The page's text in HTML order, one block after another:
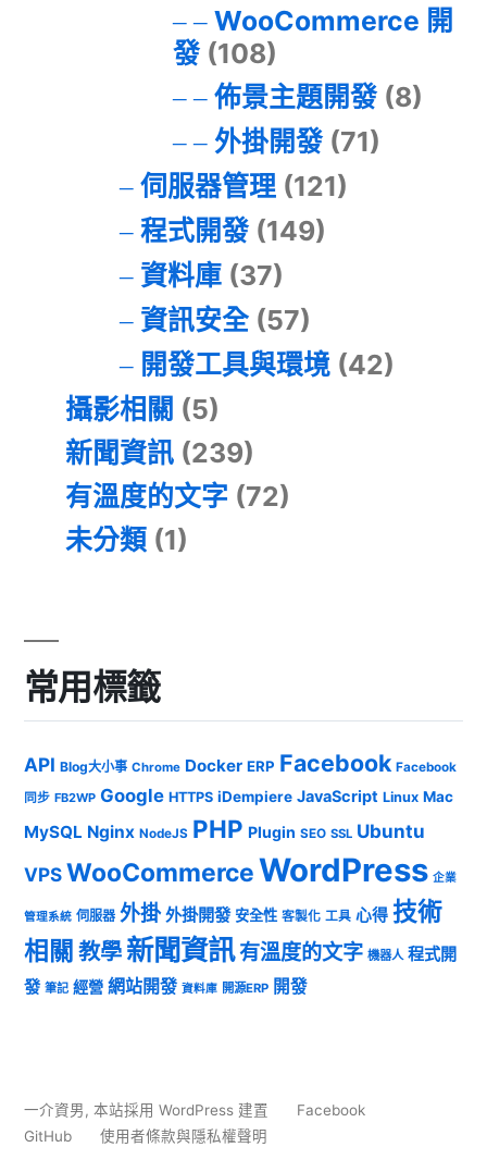
WooCommerce 開
發(108)
佈景主題開發(8)
外掛開發(71)
伺服器管理(121)
程式開發(149)
資料庫(37)
資訊安全(57)
開發工具與環境(42)
攝影相關 (5)
新聞資訊 (239)
有溫度的文字 (72)
未分類 (1)
常用標籤
API Blog大小事 Chrome Docker ERP Facebook Facebook
同步 FB2WP Google HTTPS iDempiere JavaScript Linux Mac
MySQL Nginx NodeJS PHP Plugin SEO SSL Ubuntu
VPSWooCommerceWordPress 企業
管理系統 伺服器 外掛 外掛開發 安全性 客製化 工具 心得 技術
相關 教學 新聞資訊有溫度的文字 機器人 程式開
發 筆記 經營 網站開發 資料庫 開源ERP 開發
一介資男, 本站採用 WordPress 建置
Facebook
GitHub
使用者條款與隱私權聲明